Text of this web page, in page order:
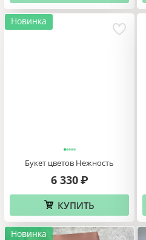
Новинка
Букет цветов Нежность
6 330 ₽
КУПИТЬ
Новинка